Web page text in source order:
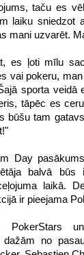
taču es
laiku sniedzot
mani uzvarēt.
es ļoti mīlu
vai pokeru,
sporta veidā
tāpēc es
būšu tam
Day
balvā
laikā.
ir pieejama
PokerStars
dažām no